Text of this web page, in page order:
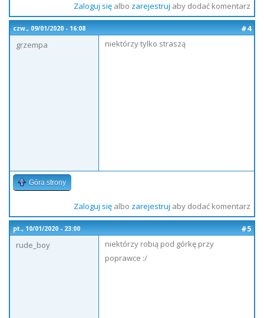
Zaloguj sięalbo zarejestruj aby dodać komentarz
czw., 09/01/2020 - 16:08
#4
grzempa
niektórzy tylko straszą
Góra strony
Zaloguj sięalbo zarejestruj aby dodać komentarz
pt., 10/01/2020 - 23:00
#5
rude_boy
niektórzy robią pod górkę przy
poprawce :/